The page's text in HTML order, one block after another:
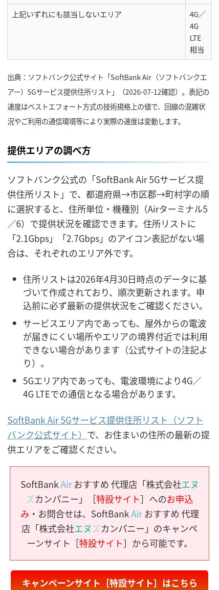
上記いずれにも該当しないエリア
4G／
4G
LTE
相当
出典：ソフトバンク公式サイト「SoftBank Air（ソフトバンクエ
アー）5Gサービス提供住所リスト」（2026-07-12確認）。表記の
速度はベストエフォート方式の技術規格上の値で、回線の混雑状
況やご利用の通信環境等により実際の速度は変動します。
提供エリアの調べ方
ソフトバンク公式の「SoftBank Air 5Gサービス提
供住所リスト」で、都道府県→市区郡→町村字の順
に選択すると、住所単位・機種別（Airターミナル5
／6）で提供状況を確認できます。住所リストに
「2.1Gbps」「2.7Gbps」のアイコン表記がない場
合は、それぞれのエリア外です。
住所リストは2026年4月30日時点のデータに基
づいて作成されており、順次更新されます。申
込前に必ず最新の提供状況をご確認ください。
サービスエリア内であっても、屋外からの電波
が届きにくい場所やエリアの境界付近では利用
できない場合があります（公式サイトの注記よ
り）。
5Gエリア内であっても、電波環境により4G／
4G LTEでの通信となる場合があります。
SoftBank Air 5Gサービス提供住所リスト（ソフト
バンク公式サイト） で、お住まいの住所の最新の提
供エリアをご確認ください。
SoftBankAirおすすめ 代理店「株式会社エヌ
ズカンパニー」［特設サイト］へのお申込
み ・お問合せは、SoftBankAirおすすめ 代理
店「株式会社エヌズカンパニー」のキャンペ
ーンサイト［特設サイト］から可能です。
キャンペーンサイト［特設サイト］はこちら